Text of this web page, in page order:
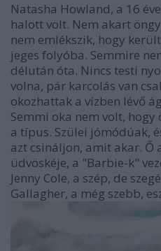
Natasha Howland, a 16
halott volt. Nem akart
nem emlékszik, hogy
jeges folyóba. Semmire
délután óta. Nincs testi
volna, pár karcolás van
okozhattak a vízben lévő
Semmi oka nem volt,
a típus. Szülei jómódúak,
azt csináljon, amit akar. Ő
üdvöskéje, a "Barbie-k"
Jenny Cole, a szép, de
Gallagher, a még szebb,